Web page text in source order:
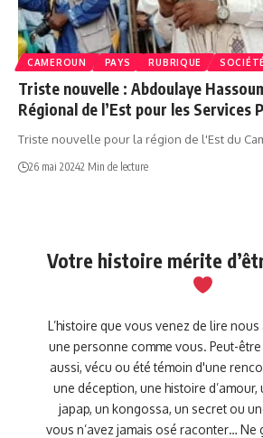
CAMEROUN PAYS RUBRIQUE SOCIÉTÉ
Triste nouvelle : Abdoulaye
Régional de l’Est pour les Services
Triste nouvelle pour la région de l'Est du
26 mai 20242 Min de lecture
Votre histoire mérite
L’histoire que vous venez de lire
une personne comme vous. Peut-
aussi, vécu ou été témoin d'une
une déception, une histoire d’amour,
japap, un kongossa, un secret ou
vous n’avez jamais osé raconter… Ne